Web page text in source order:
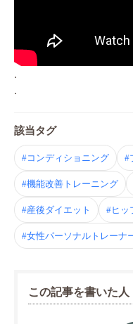
.
.
該当タグ
#コンディショニング #
#機能改善トレーニング
#産後ダイエット #ヒッ
#女性パーソナルトレーナ
この記事を書いた人